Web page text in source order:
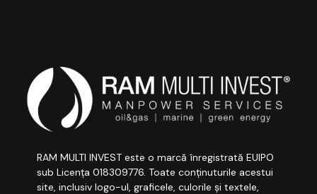
RAM MULTI INVEST este o marcă înregistrată EUIPO
sub Licența 018309776. Toate conținuturile acestui
site, inclusiv logo-ul, graficele, culorile și textele,